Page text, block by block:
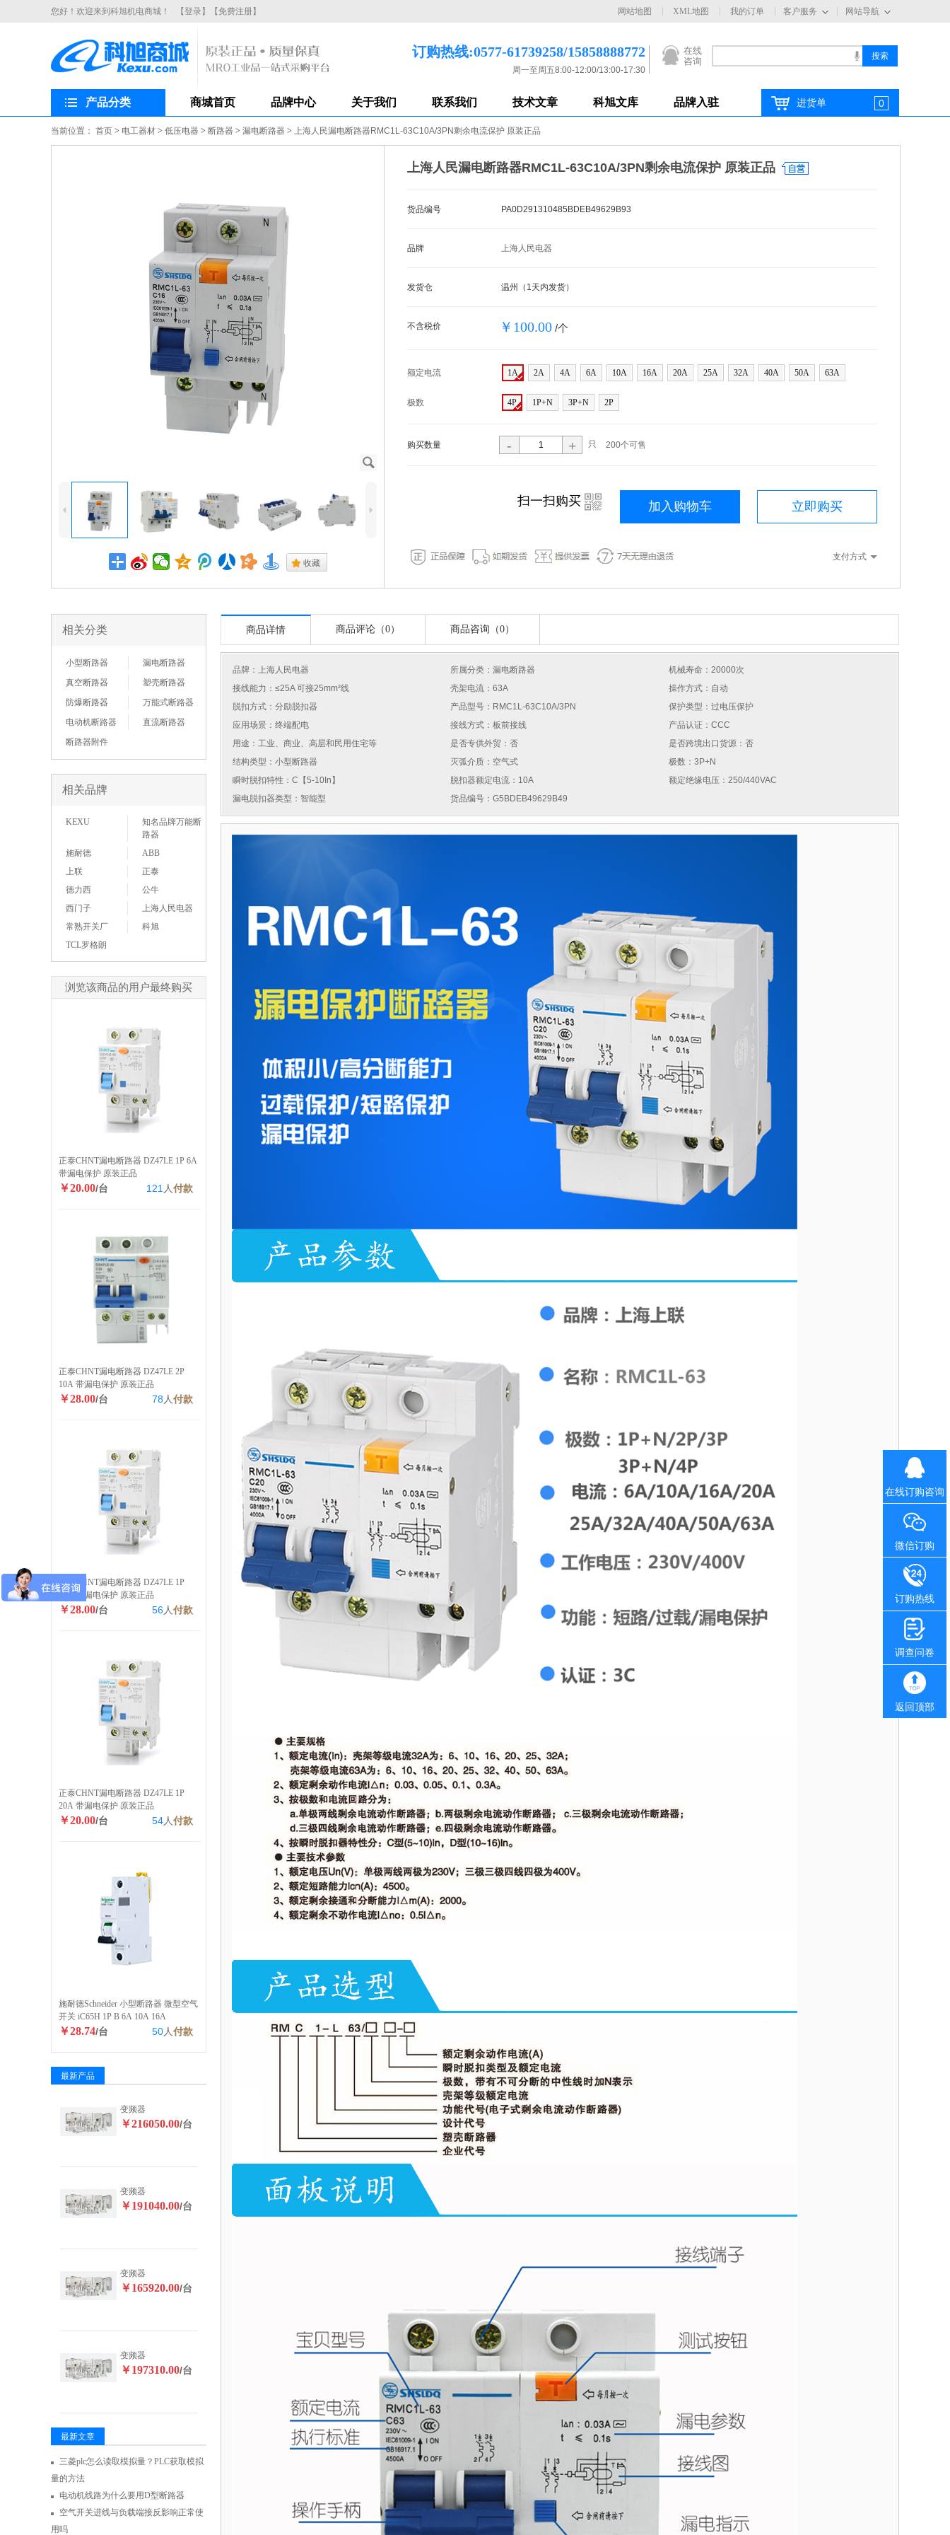
您好！欢迎来到科旭机电商城！ 【登录】 【免费注册】 网站导航
客户服务
网站地图 XML地图 我的订单
在线
咨询
订购热线:0577-61739258/15858888772
周一至周五8:00-12:00/13:00-17:30
产品分类 商城首页 品牌中心 关于我们 联系我们 技术文章 科旭文库 品牌入驻 进货单 0
当前位置： 首页 > 电工器材 > 低压电器 > 断路器 > 漏电断路器 > 上海人民漏电断路器RMC1L-63C10A/3PN剩余电流保护 原装正品
J
4 5
. 收藏
上海人民漏电断路器RMC1L-63C10A/3PN剩余电流保护 原装正品
货品编号 PA0D291310485BDEB49629B93
品牌 上海人民电器
发货仓 温州（1天内发货）
不含税价 ￥100.00 /个
额定电流 1A 2A 4A 6A 10A 16A 20A 25A 32A 40A 50A 63A
极数 4P 1P+N 3P+N 2P
购买数量 - + 只 200个可售
立即购买
加入购物车
扫一扫购买 i
支付方式
相关分类
小型断路器
漏电断路器
真空断路器
塑壳断路器
防爆断路器
万能式断路器
电动机断路器
直流断路器
断路器附件
相关品牌
KEXU
知名品牌万能断
路器
施耐德
ABB
上联
正泰
德力西
公牛
西门子
上海人民电器
常熟开关厂
科旭
TCL罗格朗
浏览该商品的用户最终购买
正泰CHNT漏电断路器 DZ47LE 1P 6A
带漏电保护 原装正品
￥20.00/台 121 人付款
正泰CHNT漏电断路器 DZ47LE 2P
10A 带漏电保护 原装正品
￥28.00/台 78 人付款
正泰CHNT漏电断路器 DZ47LE 1P
40A 带漏电保护 原装正品
￥28.00/台 56人付款
正泰CHNT漏电断路器 DZ47LE 1P
20A 带漏电保护 原装正品
￥20.00/台 54人付款
施耐德Schneider 小型断路器 微型空气
开关 iC65H 1P B 6A 10A 16A
￥28.74/台 50人付款
最新产品
变频器
￥216050.00/台
变频器
￥191040.00/台
变频器
￥165920.00/台
变频器
￥197310.00/台
最新文章
三菱plc怎么读取模拟量？PLC获取模拟
量的方法
电动机线路为什么要用D型断路器
空气开关进线与负载端接反影响正常使
用吗
商品详情 商品评论（0） 商品咨询（0）
品牌： 上海人民电器 所属分类：漏电断路器
机械寿命：20000次
接线能力：≤25A 可接25mm²线
壳架电流：63A
操作方式：自动
脱扣方式：分励脱扣器
产品型号：RMC1L-63C10A/3PN
保护类型：过电压保护
应用场景：终端配电
接线方式：板前接线
产品认证：CCC
用途：工业、商业、高层和民用住宅等
是否专供外贸：否
是否跨境出口货源：否
结构类型：小型断路器
灭弧介质：空气式
极数：3P+N
瞬时脱扣特性：C【5-10In】
脱扣器额定电流：10A
额定绝缘电压：250/440VAC
漏电脱扣器类型：智能型
货品编号：G5BDEB49629B49
在线订购咨询
微信订购
订购热线
调查问卷
返回顶部